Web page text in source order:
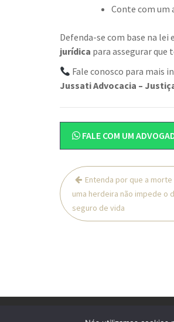
Conte com um
Defenda-se com base na
jurídica para assegurar que
Fale conosco para mais
Jussati Advocacia –
FALE COM UM
Navegação
de
Post
Entenda por que a
uma herdeira não impede o
seguro de vida